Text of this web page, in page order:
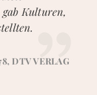
Kulturen,
DTV VERLAG